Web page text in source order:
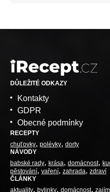
DŮLEŽITÉ ODKAZY
Kontakty
GDPR
Obecné podmínky
RECEPTY
chuťovky polévky dorty
NÁVODY
babské rady
krása domácnost
pěstování vaření zahrada zdraví
ČLÁNKY
aktuality
bylinky domácnost